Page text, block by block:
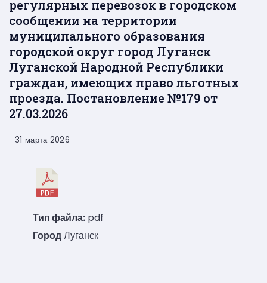
регулярных перевозок в городском
сообщении на территории
муниципального образования
городской округ город Луганск
Луганской Народной Республики
граждан, имеющих право льготных
проезда. Постановление №179 от
27.03.2026
31 марта 2026
Тип файла: pdf
ГородЛуганск